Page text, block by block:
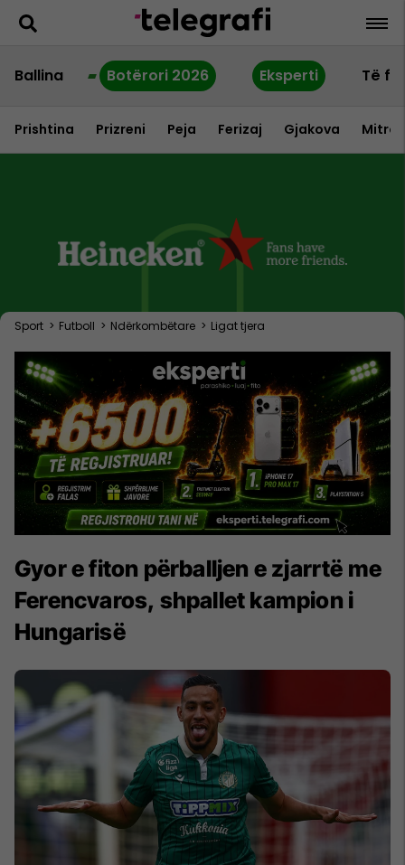
Ballina Botërori 2026 Eksperti Të
Prishtina Prizreni Peja Ferizaj Gjakova
Sport > Futboll > Ndërkombëtare > Ligat tjera
Gyor e fiton përballjen e zjarrtë me
Ferencvaros, shpallet kampion i
Hungarisë